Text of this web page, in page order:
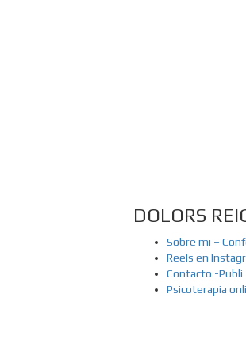
DOLORS
Sobre mi –
Reels en
Contacto -Publi
Psicoterapia